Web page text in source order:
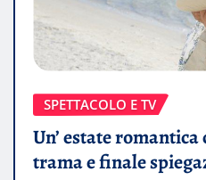
SPETTACOLO E TV
Un’ estate
trama e finale